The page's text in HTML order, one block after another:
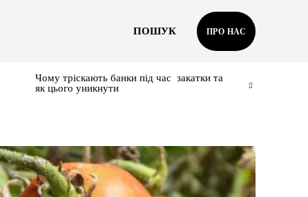
ПОШУК ПРО НАС
Чому тріскають банки під час закатки та
як цього уникнути